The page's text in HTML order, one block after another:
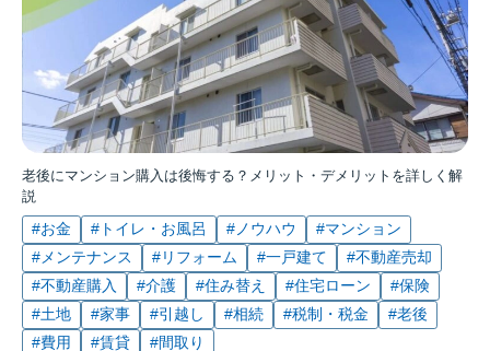
老後にマンション購入は後悔する？メリット・デメリットを詳しく解
説
#お金 #トイレ・お風呂 #ノウハウ
#マンション
#メンテナンス
#リフォーム #一戸建て
#不動産売却
#不動産購入
#介護 #住み替え #住宅ローン
#保険
#土地
#家事 #引越し #相続 #税制・税金
#老後
#費用
#賃貸 #間取り